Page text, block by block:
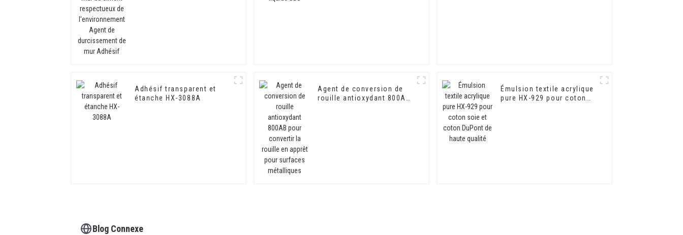
Adhésif transparent et
étanche HX-3088A
Agent de conversion de
rouille antioxydant 800AB
Émulsion textile acrylique
pure HX-929 pour coton
Blog Connexe